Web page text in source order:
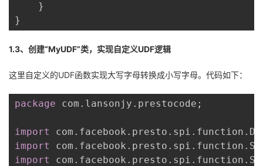
}
}
1.3、创建“MyUDF”类，实现自定义UDF逻辑
这里自定义的UDF函数实现大写字母转换成小写字母。代码如下：
package com . lansonjy . prestocode ;
import com . facebook . presto . spi . function .
import
com . facebook . presto . spi . function .
import
com . facebook . presto . spi . function .